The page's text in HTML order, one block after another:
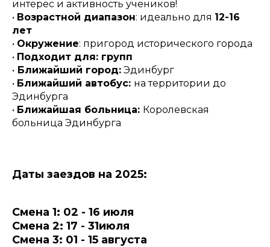
интерес и активность учеников!
• Возрастной диапазон: идеально для 12-16
лет
• Окружение: пригород исторического города
• Подходит для: групп
• Ближайший город: Эдинбург
• Ближайший автобус: на территории до
Эдинбурга
• Ближайшая больница: Королевская
больница Эдинбурга
Даты заездов на 2025:
Смена 1: 02 - 16 июля
Смена 2: 17 - 31июля
Смена 3: 01 - 15 августа